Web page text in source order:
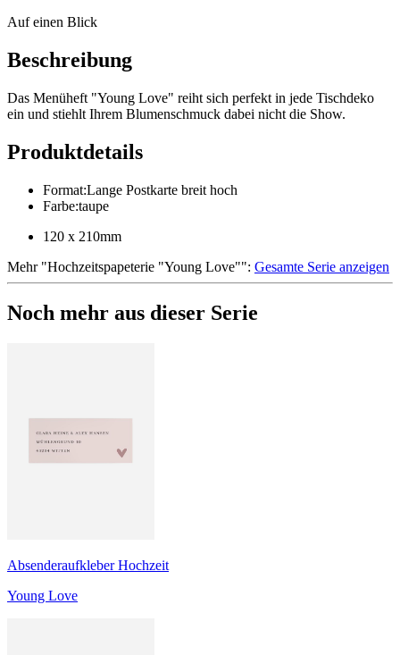
Auf einen Blick
Beschreibung
Das Menüheft "Young Love" reiht sich perfekt in jede Tischdeko
ein und stiehlt Ihrem Blumenschmuck dabei nicht die Show.
Produktdetails
Format:Lange Postkarte breit hoch
Farbe:taupe
120 x 210mm
Mehr"Hochzeitspapeterie "Young Love"": Gesamte Serie anzeigen
Noch mehr aus dieser Serie
Absenderaufkleber Hochzeit
Young Love